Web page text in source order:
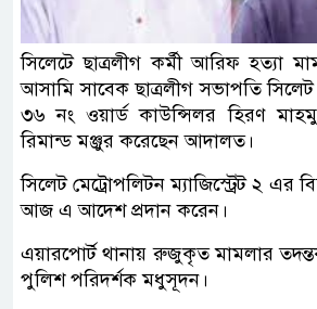
সিলেটে ছাত্রলীগ কর্মী আরিফ হত্যা
আসামি সাবেক ছাত্রলীগ সভাপতি
৩৬ নং ওয়ার্ড কাউন্সিলর হিরণ
রিমান্ড মঞ্জুর করেছেন আদালত।
সিলেট মেট্রোপলিটন ম্যাজিস্ট্রেট ২ এর
আজ এ আদেশ প্রদান করেন।
এয়ারপোর্ট থানায় রুজুকৃত মামলার
পুলিশ পরিদর্শক মধুসূদন।